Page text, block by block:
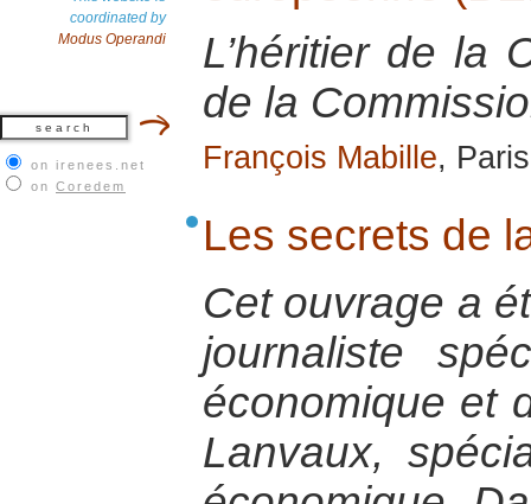
coordinated by
Modus Operandi
on irenees.net
on Coredem
L’héritier de la
de la
François Mabille,
Les secrets de
Cet ouvrage a
journaliste
économique et
Lanvaux,